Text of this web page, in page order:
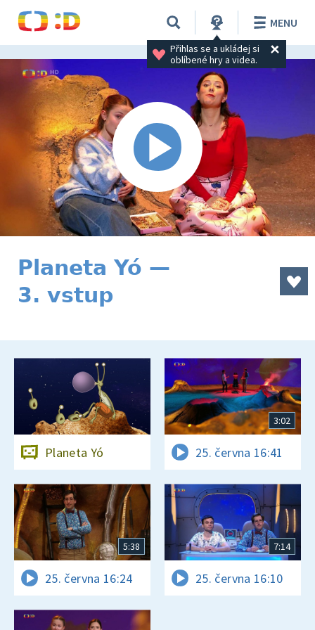
Přihlas se a ukládej si
oblíbené hry a videa.
MENU
Planeta Yó —
3. vstup
Planeta Yó
3:02
25. června 16:41
5:38
25. června 16:24
7:14
25. června 16:10